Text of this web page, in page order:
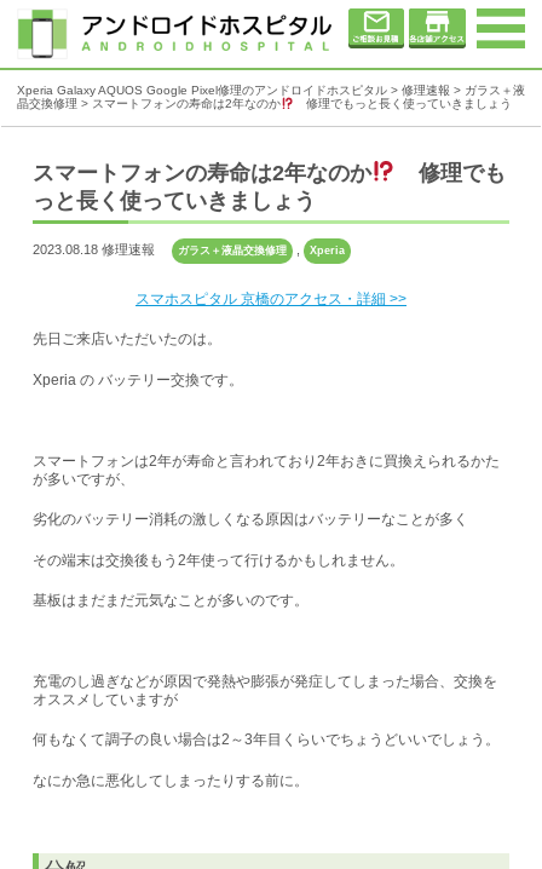
Xperia Galaxy AQUOS Google Pixel修理のアンドロイドホスピタル > 修理速報 > ガラス＋液
晶交換修理 > スマートフォンの寿命は2年なのか 修理でもっと長く使っていきましょう
スマートフォンの寿命は2年なのか
修理でも
っと長く使っていきましょう
2023.08.18 修理速報 ガラス＋液晶交換修理 , Xperia
スマホスピタル 京橋のアクセス・詳細 >>
先日ご来店いただいたのは。
Xperia の バッテリー交換です。
スマートフォンは2年が寿命と言われており2年おきに買換えられるかた
が多いですが、
劣化のバッテリー消耗の激しくなる原因はバッテリーなことが多く
その端末は交換後もう2年使って行けるかもしれません。
基板はまだまだ元気なことが多いのです。
充電のし過ぎなどが原因で発熱や膨張が発症してしまった場合、交換を
オススメしていますが
何もなくて調子の良い場合は2～3年目くらいでちょうどいいでしょう。
なにか急に悪化してしまったりする前に。